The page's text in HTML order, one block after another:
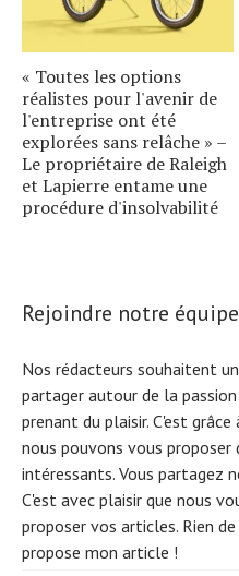
« Toutes les options
réalistes pour l'avenir de
l'entreprise ont été
explorées sans relâche » –
Le propriétaire de Raleigh
et Lapierre entame une
procédure d'insolvabilité
Rejoindre notre équipe
Nos rédacteurs souhaitent
partager autour de la
prenant du plaisir. C'est
nous pouvons vous proposer
intéressants. Vous partagez
C'est avec plaisir que nous
proposer vos articles. Rien
propose mon article !